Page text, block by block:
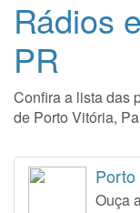
Rádios
PR
Confira a lista das
de Porto Vitória,
Porto
Ouça